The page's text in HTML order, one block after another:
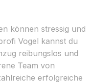
können stressig und
Vogel kannst du
reibungslos und
Team von
erfolgreiche